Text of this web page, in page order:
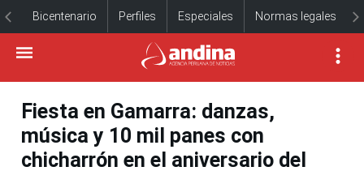
Bicentenario Perfiles Especiales Normas legales
Fiesta en Gamarra: danzas,
música y 10 mil panes con
chicharrón en el aniversario del